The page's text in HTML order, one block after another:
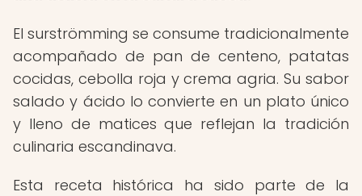
El surströmming se consume tradicionalmente
acompañado de pan de centeno, patatas
cocidas, cebolla roja y crema agria. Su sabor
salado y ácido lo convierte en un plato único
y lleno de matices que reflejan la tradición
culinaria escandinava.
Esta receta histórica ha sido parte de la